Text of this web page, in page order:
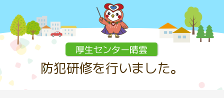
厚生センター晴雲
防犯研修を行いました。